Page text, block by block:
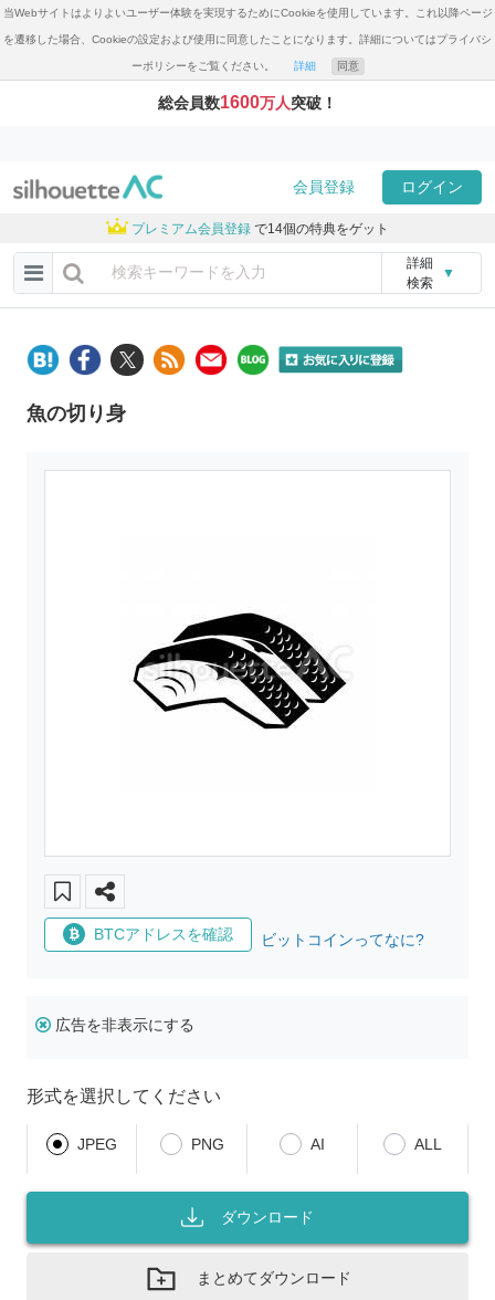
当Webサイトはよりよいユーザー体験を実現するためにCookieを使用しています。これ以降ページ
を遷移した場合、Cookieの設定および使用に同意したことになります。詳細についてはプライバシ
ーポリシーをご覧ください。 詳細 同意
総会員数1600万人突破！
会員登録 ログイン
プレミアム会員登録 で14個の特典をゲット
詳細
検索
▼
魚の切り身
BTCアドレスを確認 ビットコインってなに?
広告を非表示にする
形式を選択してください
JPEG PNG AI ALL
ダウンロード
まとめてダウンロード